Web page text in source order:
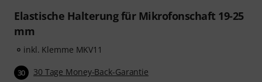
Elastische Halterung für Mikrofonschaft 19-25
mm
inkl. Klemme MKV11
30 30 Tage Money-Back-Garantie